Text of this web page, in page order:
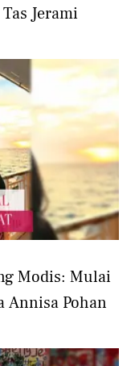
Jerami
Modis: Mulai
Annisa Pohan